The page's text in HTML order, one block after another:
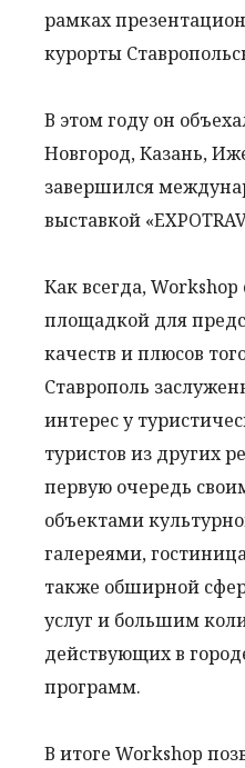
рамках
курорты
В этом году он
Новгород, Казань,
завершился
выставкой
Как всегда,
площадкой для
качеств и плюсов
Ставрополь
интерес у
туристов из других
первую очередь
объектами
галереями,
также обширной
услуг и большим
действующих в
программ.
В итоге Workshop